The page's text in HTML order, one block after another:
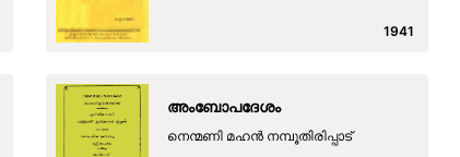
1941
അംബോപദേശം
നെന്മണി മഹന്‍ നമ്പൂതിരിപ്പാട്